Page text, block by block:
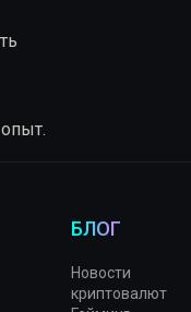
БЛОГ
Новости
криптовалют